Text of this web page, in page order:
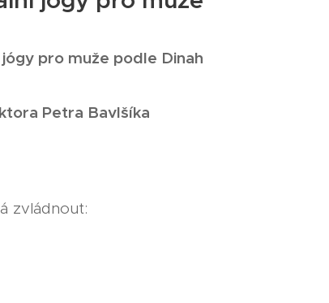
pro muže podle Dinah
Petra Bavlšíka
zvládnout: